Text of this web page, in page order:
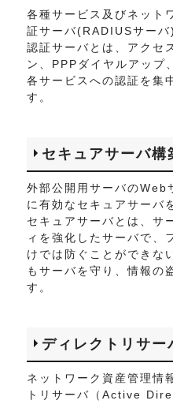
各種サービス及びネット
証サーバ(RADIUSサーバ
認証サーバとは、アクセ
ン、PPPダイヤルアップ
各サービスへの認証を集
す。
セキュアサーバ構
外部公開用サーバのWeb
に有効なセキュアサーバ
セキュアサーバとは、サ
ィを強化したサーバで、
けでは防ぐことができな
もサーバを守り、情報の
す。
ディレクトリサー
ネットワーク資産管理情
トリサーバ（Active